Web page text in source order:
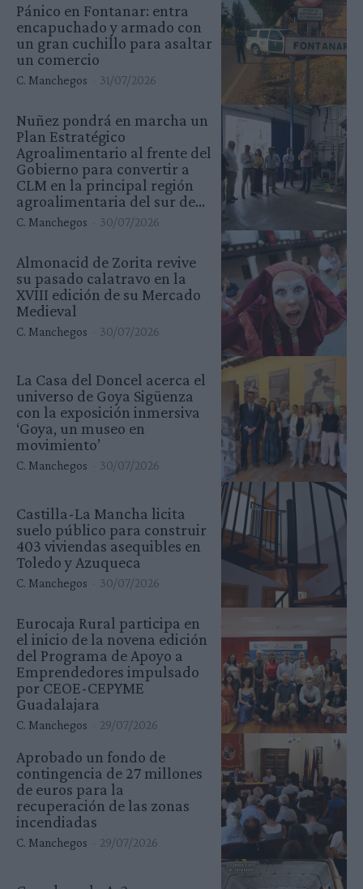
Pánico en Fontanar: entra
encapuchado y armado con
un gran cuchillo para asaltar
un comercio
C. Manchegos 31/07/2026
Nuñez pondrá en marcha un
Plan Estratégico
Agroalimentario al frente del
Gobierno para convertir a
CLM en la principal región
agroalimentaria del sur de...
C. Manchegos 30/07/2026
Almonacid de Zorita revive
su pasado calatravo en la
XVIII edición de su Mercado
Medieval
C. Manchegos 30/07/2026
La Casa del Doncel acerca el
universo de Goya Sigüenza
con la exposición inmersiva
‘Goya, un museo en
movimiento’
C. Manchegos 30/07/2026
Castilla-La Mancha licita
suelo público para construir
403 viviendas asequibles en
Toledo y Azuqueca
C. Manchegos 30/07/2026
Eurocaja Rural participa en
el inicio de la novena edición
del Programa de Apoyo a
Emprendedores impulsado
por CEOE-CEPYME
Guadalajara
C. Manchegos 29/07/2026
Aprobado un fondo de
contingencia de 27 millones
de euros para la
recuperación de las zonas
incendiadas
C. Manchegos 29/07/2026